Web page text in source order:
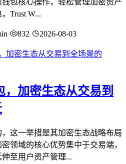
Trust W...
832 2026-08-03
加密生态从交易到
这一举措是其加密生态战略布局
领域的核心优势集中于交易端，
至用户资产管理...